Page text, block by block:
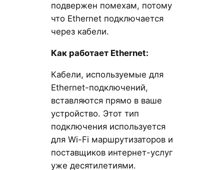
подвержен помехам, потому
что Ethernet подключается
через кабели.
Как работает Ethernet:
Кабели, используемые для
Ethernet-подключений,
вставляются прямо в ваше
устройство. Этот тип
подключения используется
для Wi-Fi маршрутизаторов и
поставщиков интернет-услуг
уже десятилетиями.